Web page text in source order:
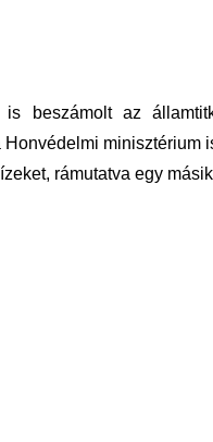
beszámolt az
minisztérium
rámutatva egy